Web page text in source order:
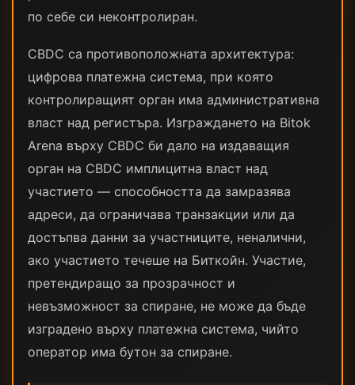
по себе си неконтролиран.
CBDC са противоположната архитектура:
цифрова платежна система, при която
контролиращият орган има административна
власт над регистъра. Изграждането на Bitok
Arena върху CBDC би дало на издаващия
орган на CBDC имплицитна власт над
участието — способността да замразява
адреси, да ограничава транзакции или да
достъпва данни за участниците, неналични,
ако участието течеше на Биткойн. Участие,
претендиращо за прозрачност и
невъзможност за спиране, не може да бъде
изградено върху платежна система, чийто
оператор има бутон за спиране.